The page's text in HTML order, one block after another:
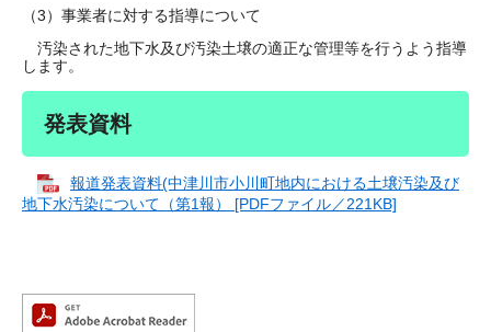
（3）事業者に対する指導について
汚染された地下水及び汚染土壌の適正な管理等を行うよう指導
します。
発表資料
報道発表資料(中津川市小川町地内における土壌汚染及び
地下水汚染について（第1報） [PDFファイル／221KB]